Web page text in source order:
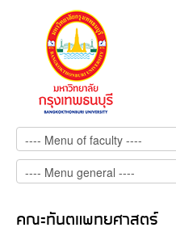
คณะทันตแพทยศาสตร์